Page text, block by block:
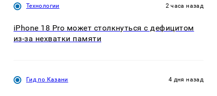
Технологии 2 часа назад
iPhone 18 Pro может столкнуться с дефицитом
из-за нехватки памяти
Гид по Казани 4 дня назад